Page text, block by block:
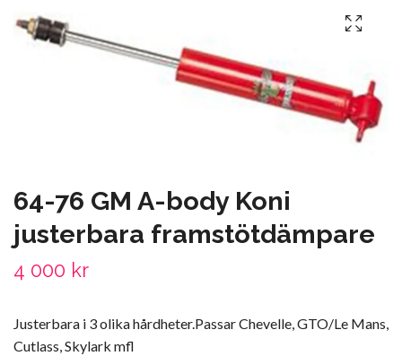
64-76 GM A-body Koni
justerbara framstötdämpare
4 000 kr
Justerbara i 3 olika hårdheter.Passar Chevelle, GTO/Le Mans,
Cutlass, Skylark mfl